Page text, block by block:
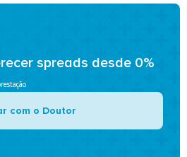
spreads desde 0%
com o Doutor